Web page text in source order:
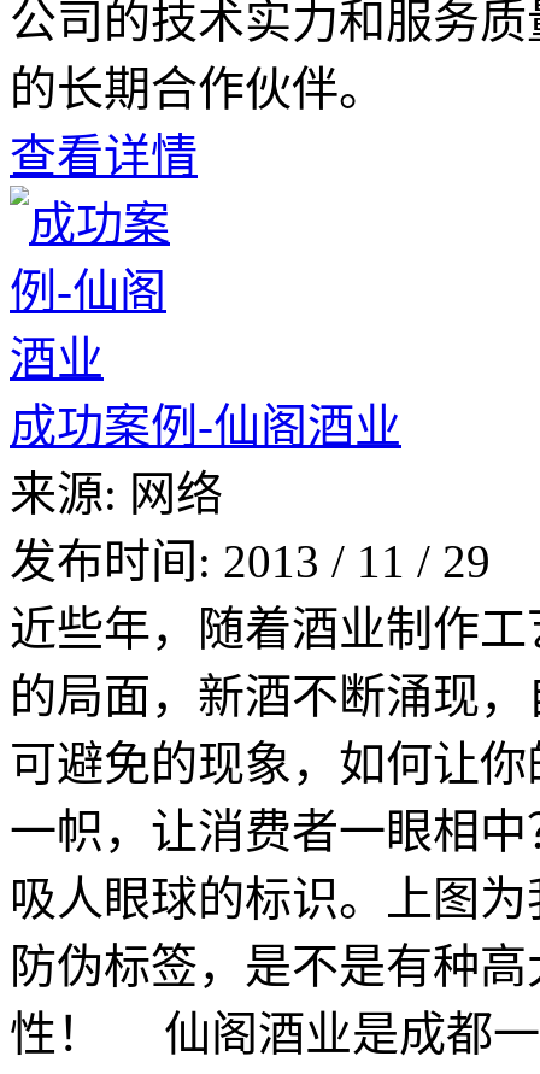
公司的技术实力和服务
的长期合作伙伴。
查看详情
成功案例-仙阁酒业
来源: 网络
发布时间: 2013 / 11 / 29
近些年，随着酒业制作
的局面，新酒不断涌现
可避免的现象，如何让
一帜，让消费者一眼相
吸人眼球的标识。上图
防伪标签，是不是有种
性！ 仙阁酒业是成都一